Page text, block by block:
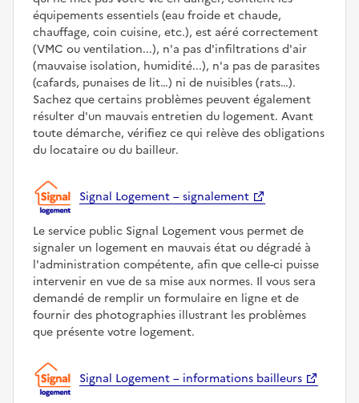
équipements essentiels (eau froide et chaude,
chauffage, coin cuisine, etc.), est aéré correctement
(VMC ou ventilation...), n'a pas d'infiltrations d'air
(mauvaise isolation, humidité...), n'a pas de parasites
(cafards, punaises de lit…) ni de nuisibles (rats…).
Sachez que certains problèmes peuvent également
résulter d'un mauvais entretien du logement. Avant
toute démarche, vérifiez ce qui relève des obligations
du locataire ou du bailleur.
Signal Logement – signalement
Le service public Signal Logement vous permet de
signaler un logement en mauvais état ou dégradé à
l'administration compétente, afin que celle-ci puisse
intervenir en vue de sa mise aux normes. Il vous sera
demandé de remplir un formulaire en ligne et de
fournir des photographies illustrant les problèmes
que présente votre logement.
Signal Logement – informations bailleurs